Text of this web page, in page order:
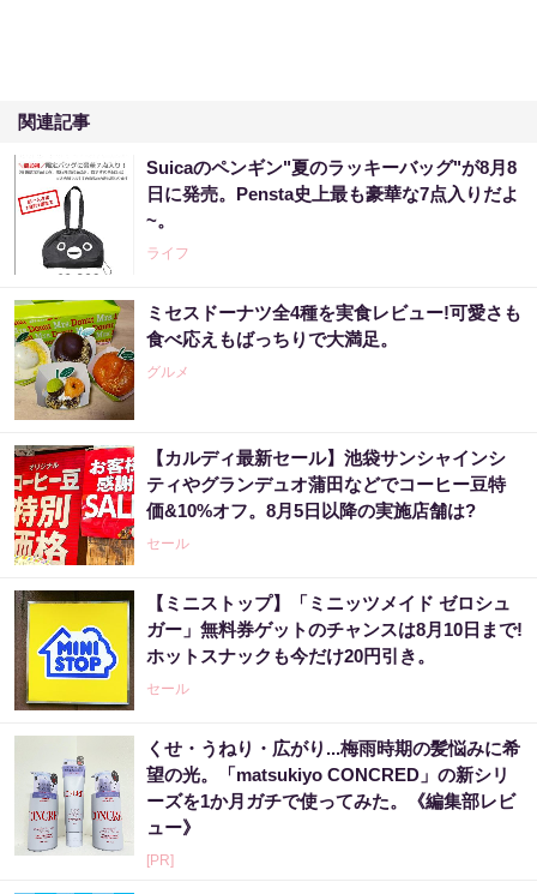
関連記事
Suicaのペンギン"夏のラッキーバッグ"が8月8
日に発売。Pensta史上最も豪華な7点入りだよ
~。
ライフ
ミセスドーナツ全4種を実食レビュー!可愛さも
食べ応えもばっちりで大満足。
グルメ
【カルディ最新セール】池袋サンシャインシ
ティやグランデュオ蒲田などでコーヒー豆特
価&10%オフ。8月5日以降の実施店舗は?
セール
【ミニストップ】「ミニッツメイド ゼロシュ
ガー」無料券ゲットのチャンスは8月10日まで!
ホットスナックも今だけ20円引き。
セール
くせ・うねり・広がり...梅雨時期の髪悩みに希
望の光。「matsukiyo CONCRED」の新シリ
ーズを1か月ガチで使ってみた。《編集部レビ
ュー》
[PR]